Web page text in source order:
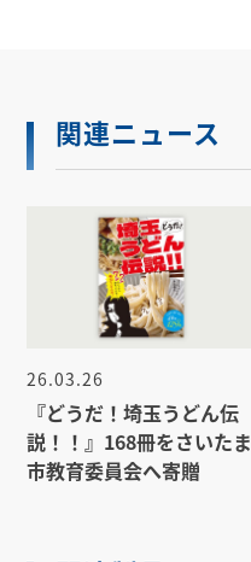
関連ニュース
26.03.26
『どうだ！埼玉うどん伝
説！！』168冊をさいたま
市教育委員会へ寄贈